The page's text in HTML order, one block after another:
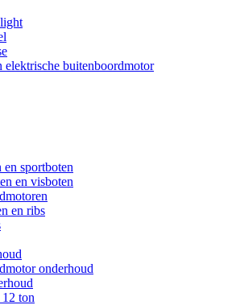
elektrische buitenboordmotor
en sportboten
en visboten
en ribs
onderhoud
ton